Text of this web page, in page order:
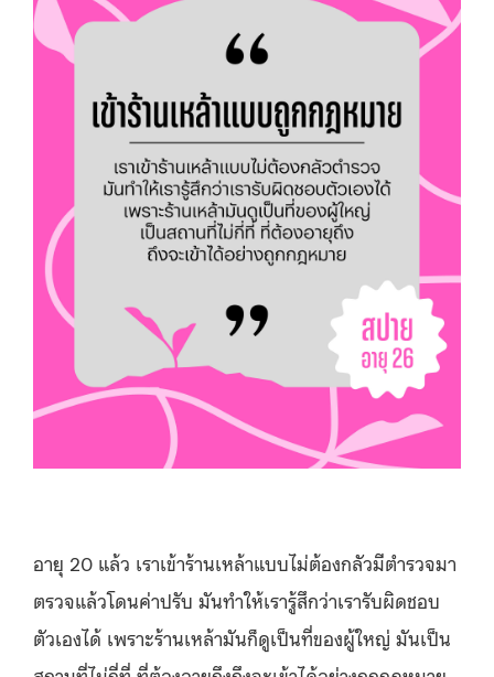
อายุ 20 แล้ว เราเข้าร้านเหล้าแบบไม่ต้องกลัวมีตำรวจมา
ตรวจแล้วโดนค่าปรับ มันทำให้เรารู้สึกว่าเรารับผิดชอบ
ตัวเองได้ เพราะร้านเหล้ามันก็ดูเป็นที่ของผู้ใหญ่ มันเป็น